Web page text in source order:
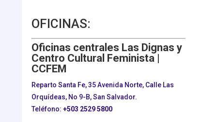
OFICINAS:
Oficinas centrales Las Dignas y
Centro Cultural Feminista |
CCFEM
Reparto Santa Fe, 35 Avenida Norte, Calle Las
Orquídeas, No 9-B, San Salvador.
Teléfono: +503 2529 5800